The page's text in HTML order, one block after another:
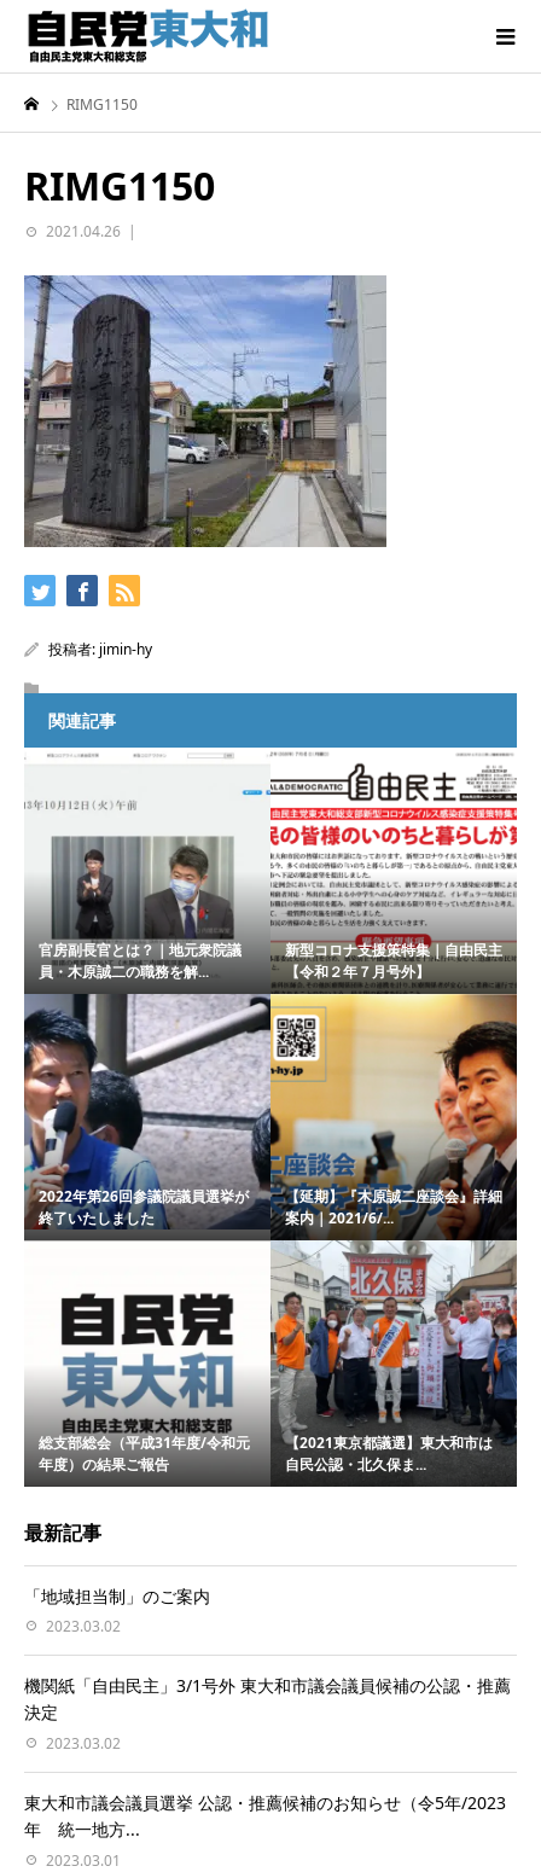
RIMG1150
RIMG1150
2021.04.26
投稿者: jimin-hy
関連記事
官房副長官とは？｜地元衆院議
員・木原誠二の職務を解...
新型コロナ支援策特集｜自由民主
【令和２年７月号外】
2022年第26回参議院議員選挙が
終了いたしました
【延期】『木原誠二座談会』詳細
案内｜2021/6/...
総支部総会（平成31年度/令和元
年度）の結果ご報告
【2021東京都議選】東大和市は
自民公認・北久保ま...
最新記事
「地域担当制」のご案内
2023.03.02
機関紙「自由民主」3/1号外 東大和市議会議員候補の公認・推薦
決定
2023.03.02
東大和市議会議員選挙 公認・推薦候補のお知らせ（令5年/2023
年 統一地方...
2023.03.01